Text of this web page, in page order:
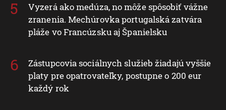
Vyzerá ako medúza, no môže spôsobiť vážne
zranenia. Mechúrovka portugalská zatvára
pláže vo Francúzsku aj Španielsku
Zástupcovia sociálnych služieb žiadajú vyššie
platy pre opatrovateľky, postupne o 200 eur
každý rok